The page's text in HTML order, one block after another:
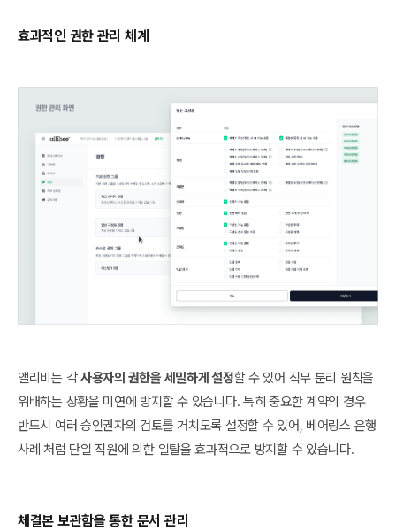
효과적인 권한 관리 체계
앨리비는 각사용자의 권한을 세밀하게 설정할 수 있어 직무 분리 원칙을
위배하는 상황을 미연에 방지할 수 있습니다. 특히 중요한 계약의 경우
반드시 여러 승인권자의 검토를 거치도록 설정할 수 있어, 베어링스 은행
사례 처럼 단일 직원에 의한 일탈을 효과적으로 방지할 수 있습니다.
체결본 보관함을 통한 문서 관리